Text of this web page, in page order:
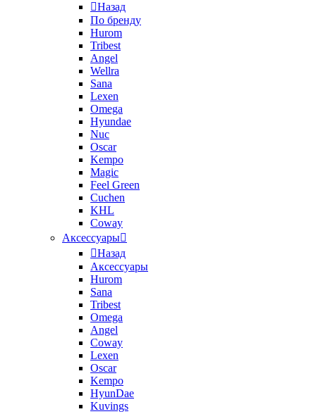
Назад
По бренду
Hurom
Tribest
Angel
Wellra
Sana
Lexen
Omega
Hyundae
Nuc
Oscar
Kempo
Magic
Feel Green
Cuchen
KHL
Coway
Аксессуары
Назад
Аксессуары
Hurom
Sana
Tribest
Omega
Angel
Coway
Lexen
Oscar
Kempo
HyunDae
Kuvings